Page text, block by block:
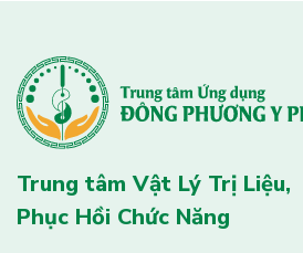
Trung tâm Vật Lý Trị Liệu,
Phục Hồi Chức Năng